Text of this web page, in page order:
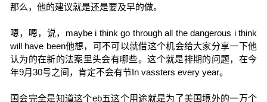
那么，他的建议就是还是要及早的做。
嗯，嗯，说，maybe i think go through all the dangerous i think
will have been他想，可不可以就借这个机会给大家分享一下他
认为的在新的法案里头会有哪些。这个就是排期的问题，在今
年9月30号之间，肯定不会有节In vassters every year。
国会完全是知道这个eb五这个用途就是为了美国境外的一万个